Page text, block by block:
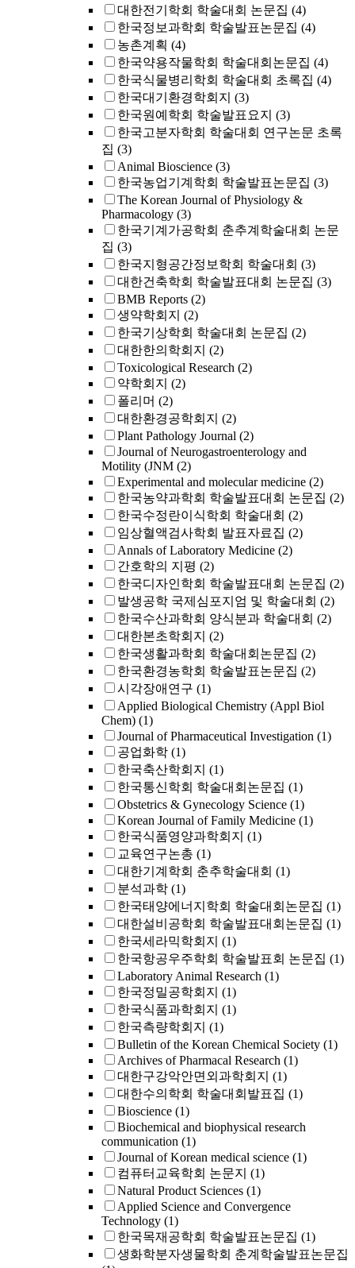
대한전기학회 학술대회 논문집 (4)
한국정보과학회 학술발표논문집 (4)
농촌계획 (4)
한국약용작물학회 학술대회논문집 (4)
한국식물병리학회 학술대회 초록집 (4)
한국대기환경학회지 (3)
한국원예학회 학술발표요지 (3)
한국고분자학회 학술대회 연구논문 초록
집 (3)
Animal Bioscience (3)
한국농업기계학회 학술발표논문집 (3)
The Korean Journal of Physiology &
Pharmacology (3)
한국기계가공학회 춘추계학술대회 논문
집 (3)
한국지형공간정보학회 학술대회 (3)
대한건축학회 학술발표대회 논문집 (3)
BMB Reports (2)
생약학회지 (2)
한국기상학회 학술대회 논문집 (2)
대한한의학회지 (2)
Toxicological Research (2)
약학회지 (2)
폴리머 (2)
대한환경공학회지 (2)
Plant Pathology Journal (2)
Journal of Neurogastroenterology and
Motility (JNM (2)
Experimental and molecular medicine (2)
한국농약과학회 학술발표대회 논문집 (2)
한국수정란이식학회 학술대회 (2)
임상혈액검사학회 발표자료집 (2)
Annals of Laboratory Medicine (2)
간호학의 지평 (2)
한국디자인학회 학술발표대회 논문집 (2)
발생공학 국제심포지엄 및 학술대회 (2)
한국수산과학회 양식분과 학술대회 (2)
대한본초학회지 (2)
한국생활과학회 학술대회논문집 (2)
한국환경농학회 학술발표논문집 (2)
시각장애연구 (1)
Applied Biological Chemistry (Appl Biol
Chem) (1)
Journal of Pharmaceutical Investigation (1)
공업화학 (1)
한국축산학회지 (1)
한국통신학회 학술대회논문집 (1)
Obstetrics & Gynecology Science (1)
Korean Journal of Family Medicine (1)
한국식품영양과학회지 (1)
교육연구논총 (1)
대한기계학회 춘추학술대회 (1)
분석과학 (1)
한국태양에너지학회 학술대회논문집 (1)
대한설비공학회 학술발표대회논문집 (1)
한국세라믹학회지 (1)
한국항공우주학회 학술발표회 논문집 (1)
Laboratory Animal Research (1)
한국정밀공학회지 (1)
한국식품과학회지 (1)
한국측량학회지 (1)
Bulletin of the Korean Chemical Society (1)
Archives of Pharmacal Research (1)
대한구강악안면외과학회지 (1)
대한수의학회 학술대회발표집 (1)
Bioscience (1)
Biochemical and biophysical research
communication (1)
Journal of Korean medical science (1)
컴퓨터교육학회 논문지 (1)
Natural Product Sciences (1)
Applied Science and Convergence
Technology (1)
한국목재공학회 학술발표논문집 (1)
생화학분자생물학회 춘계학술발표논문집